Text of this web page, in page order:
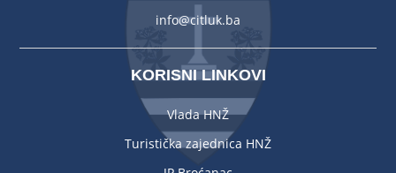
info@citluk.ba
KORISNI LINKOVI
Vlada HNŽ
Turistička zajednica HNŽ